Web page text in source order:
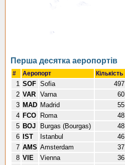
Перша десятка аеропортів
# Аеропорт Кількість
1 SOF Sofia 497
2 VAR Varna 60
3 MAD Madrid 55
4 FCO Roma 48
5 BOJ Burgas (Bourgas) 48
6
IST Istanbul 46
7 AMS Amsterdam 37
8 VIE Vienna 36